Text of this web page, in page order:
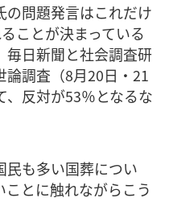
の問題発言はこれだけ
ことが決まっている
毎日新聞と社会調査研
論調査（8月20日・21
、反対が53％となるな
民も多い国葬につい
とに触れながらこう